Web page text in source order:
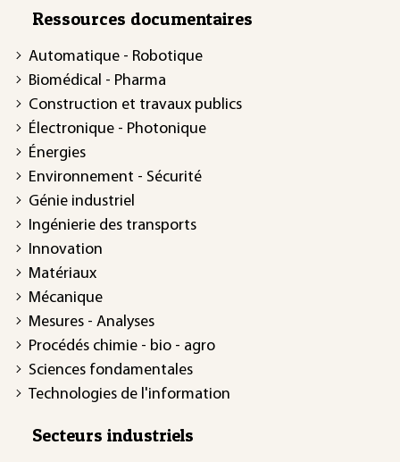
Ressources documentaires
Automatique - Robotique
Biomédical - Pharma
Construction et travaux publics
Électronique - Photonique
Énergies
Environnement - Sécurité
Génie industriel
Ingénierie des transports
Innovation
Matériaux
Mécanique
Mesures - Analyses
Procédés chimie - bio - agro
Sciences fondamentales
Technologies de l'information
Secteurs industriels